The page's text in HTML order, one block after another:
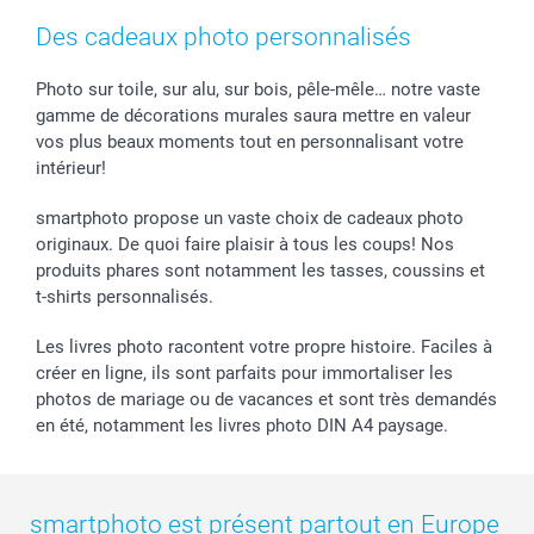
Cadres photo & accessoires déco
Calendrier photos & Agendas photo
Stickers & Etiquettes
Chèque Cadeau
Mentions Légales
Affiliation
Investor Relations
B2B smartbusiness
Droit de rétractation
Fête des Mères
Confirmation ou communion
Mariage
Fête d'anniversaire
Collection naissance
Tous les évènements
Tarifs et frais de livraison
Livraison en 48 heures
Modes de Paiement
Identifiez-vous
Plan du site
Statut de ma commande
smarfriends
smartgarantie
smartbonus
Des cadeaux photo personnalisés
Photo sur toile, sur alu, sur bois, pêle-mêle… notre vaste
gamme de décorations murales saura mettre en valeur
vos plus beaux moments tout en personnalisant votre
intérieur!
smartphoto propose un vaste choix de cadeaux photo
originaux. De quoi faire plaisir à tous les coups! Nos
produits phares sont notamment les tasses, coussins et
t-shirts personnalisés.
Les livres photo racontent votre propre histoire. Faciles à
créer en ligne, ils sont parfaits pour immortaliser les
photos de mariage ou de vacances et sont très demandés
en été, notamment les livres photo DIN A4 paysage.
smartphoto est présent partout en Europe